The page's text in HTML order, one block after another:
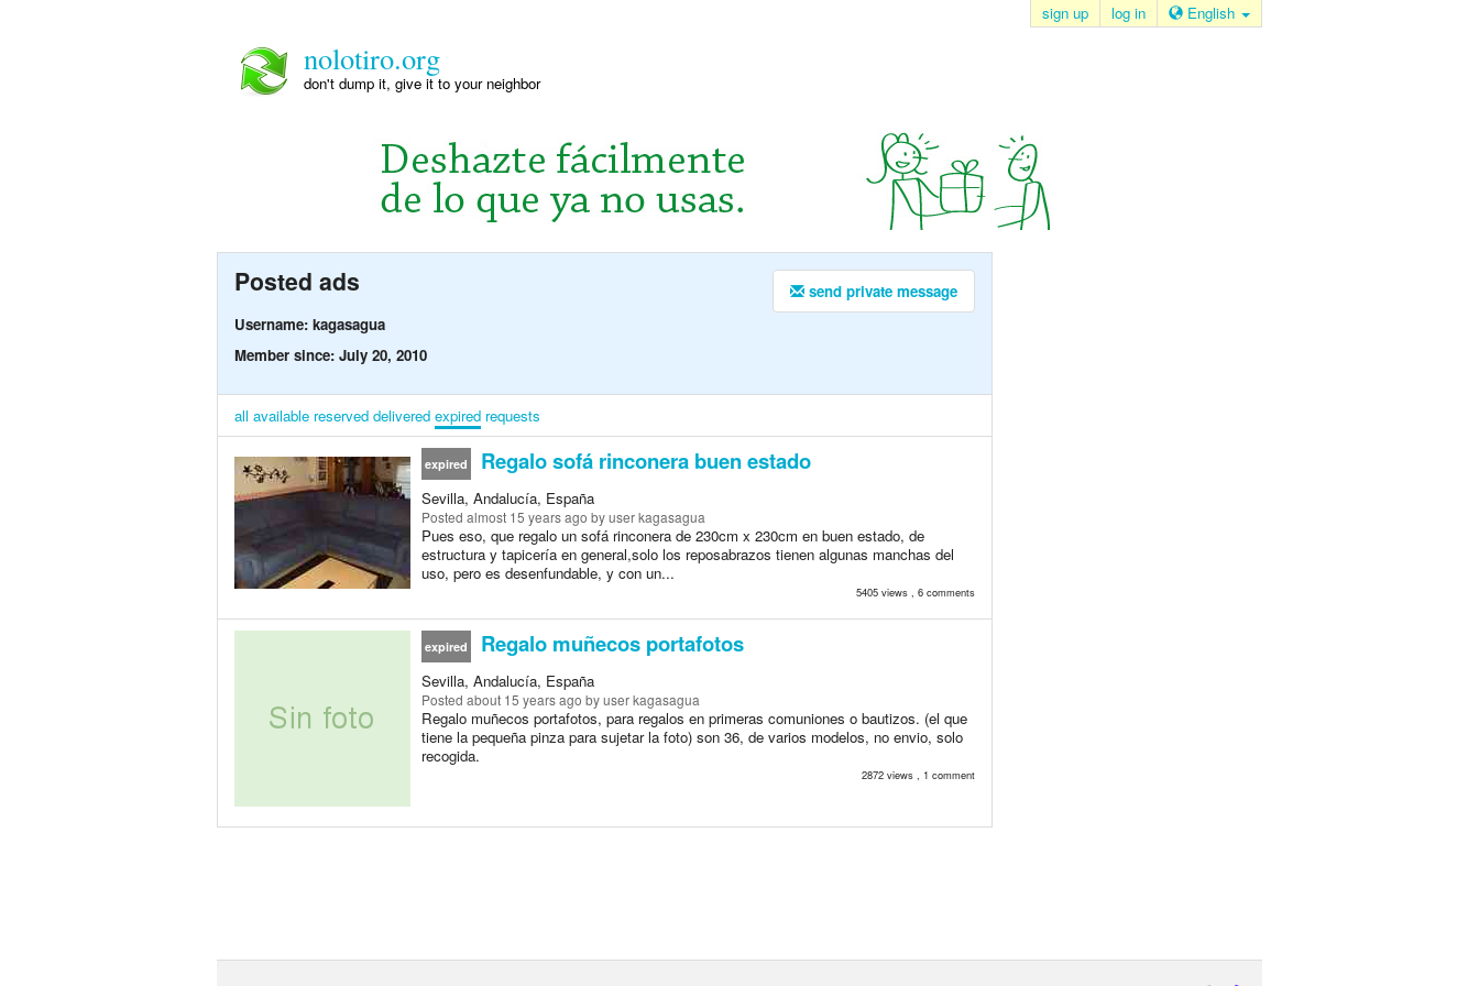
sign up log in English
nolotiro.org
don't dump it, give it to your neighbor
send private message
Posted ads
Username: kagasagua
Member since: July 20, 2010
all available reserved delivered expired requests
expired Regalo sofá rinconera buen estado
Sevilla, Andalucía, España
Posted almost 15 years ago by user kagasagua
Pues eso, que regalo un sofá rinconera de 230cm x 230cm en buen estado, de
estructura y tapicería en general,solo los reposabrazos tienen algunas manchas del
uso, pero es desenfundable, y con un...
5405 views , 6 comments
expired Regalo muñecos portafotos
Sevilla, Andalucía, España
Posted about 15 years ago by user kagasagua
Regalo muñecos portafotos, para regalos en primeras comuniones o bautizos. (el que
tiene la pequeña pinza para sujetar la foto) son 36, de varios modelos, no envio, solo
recogida.
2872 views , 1 comment